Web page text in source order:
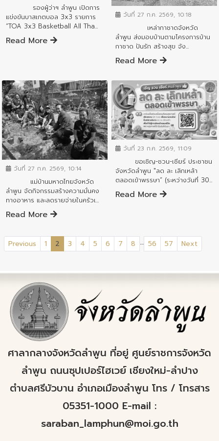
รองผู้ว่าฯ ลำพูน เปิดการ
แข่งขันบาสเกตบอล 3x3 รายการ
“TOA 3x3 Basketball All Tha...
Read More
วันที่ 27 ก.ค. 2569, 10:18
เหล่ากาชาดจังหวัด
ลำพูน ส่งมอบบ้านตามโครงการบ้าน
กาชาด ปันรัก สร้างสุข จัง...
Read More
ข่าวประชาสัมพันธ์
วันที่ 27 ก.ค. 2569, 10:14
แม่บ้านมหาดไทยจังหวัด
ลำพูน จัดกิจกรรมสร้างความมั่นคง
ทางอาหาร และลดรายจ่ายในครัวเ...
Read More
ข่าวประชาสัมพันธ์
วันที่ 23 ก.ค. 2569, 11:09
ขอเชิญ-ชวน-เชียร์ ประชาชน
จังหวัดลำพูน "ลด ละ เลิกเหล้า
ตลอดเข้าพรรษา” (ระหว่างวันที่ 30...
Read More
Previous 1 2 (current)
3 4 5 6 7 8 ... 56 57 Next
ศาลากลางจังหวัดลำพูน ที่อยู่ ศูนย์ราชการจังหวัด
ลำพูน ถนนซุปเปอร์ไฮเวย์ เชียงใหม่-ลำปาง
ตำบลศรีบัวบาน อำเภอเมืองลำพูน โทร / โทรสาร
05351-1000 E-mail :
saraban_lamphun@moi.go.th